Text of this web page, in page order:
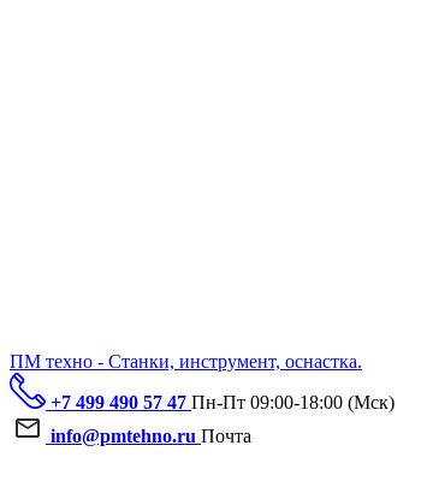
ПМ техно - Станки, инструмент, оснастка.
+7 499 490 57 47 Пн-Пт 09:00-18:00 (Мск)
info@pmtehno.ru Почта